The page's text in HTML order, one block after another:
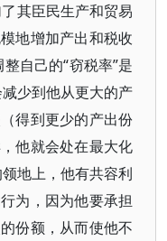
其臣民生产和贸易
地增加产出和税收
自己的“窃税率”是
少到他从更大的产
得到更少的产出份
他就会处在最大化
地上，他有共容利
为，因为他要承担
份额，从而使他不